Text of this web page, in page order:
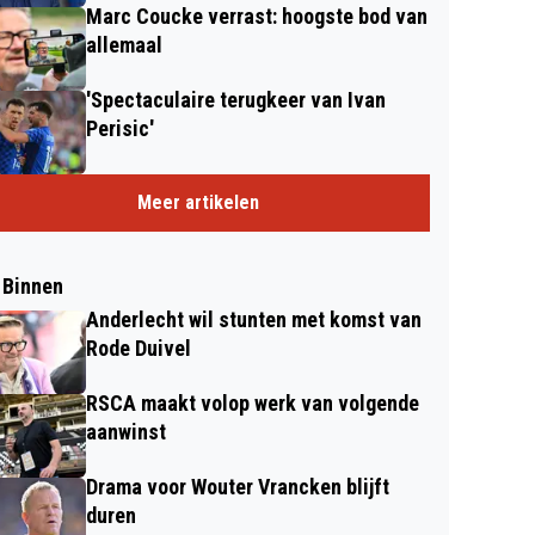
Marc Coucke verrast: hoogste bod van
allemaal
'Spectaculaire terugkeer van Ivan
Perisic'
Meer artikelen
Anderlecht wil stunten met komst van
Rode Duivel
RSCA maakt volop werk van volgende
aanwinst
Drama voor Wouter Vrancken blijft
duren